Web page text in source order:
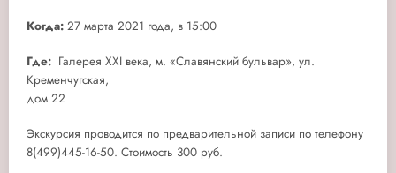
Когда: 27 марта 2021 года, в 15:00
Где: Галерея XXI века, м. «Славянский бульвар», ул.
Кременчугская,
дом 22
Экскурсия проводится по предварительной записи по телефону
8(499)445-16-50. Стоимость 300 руб.